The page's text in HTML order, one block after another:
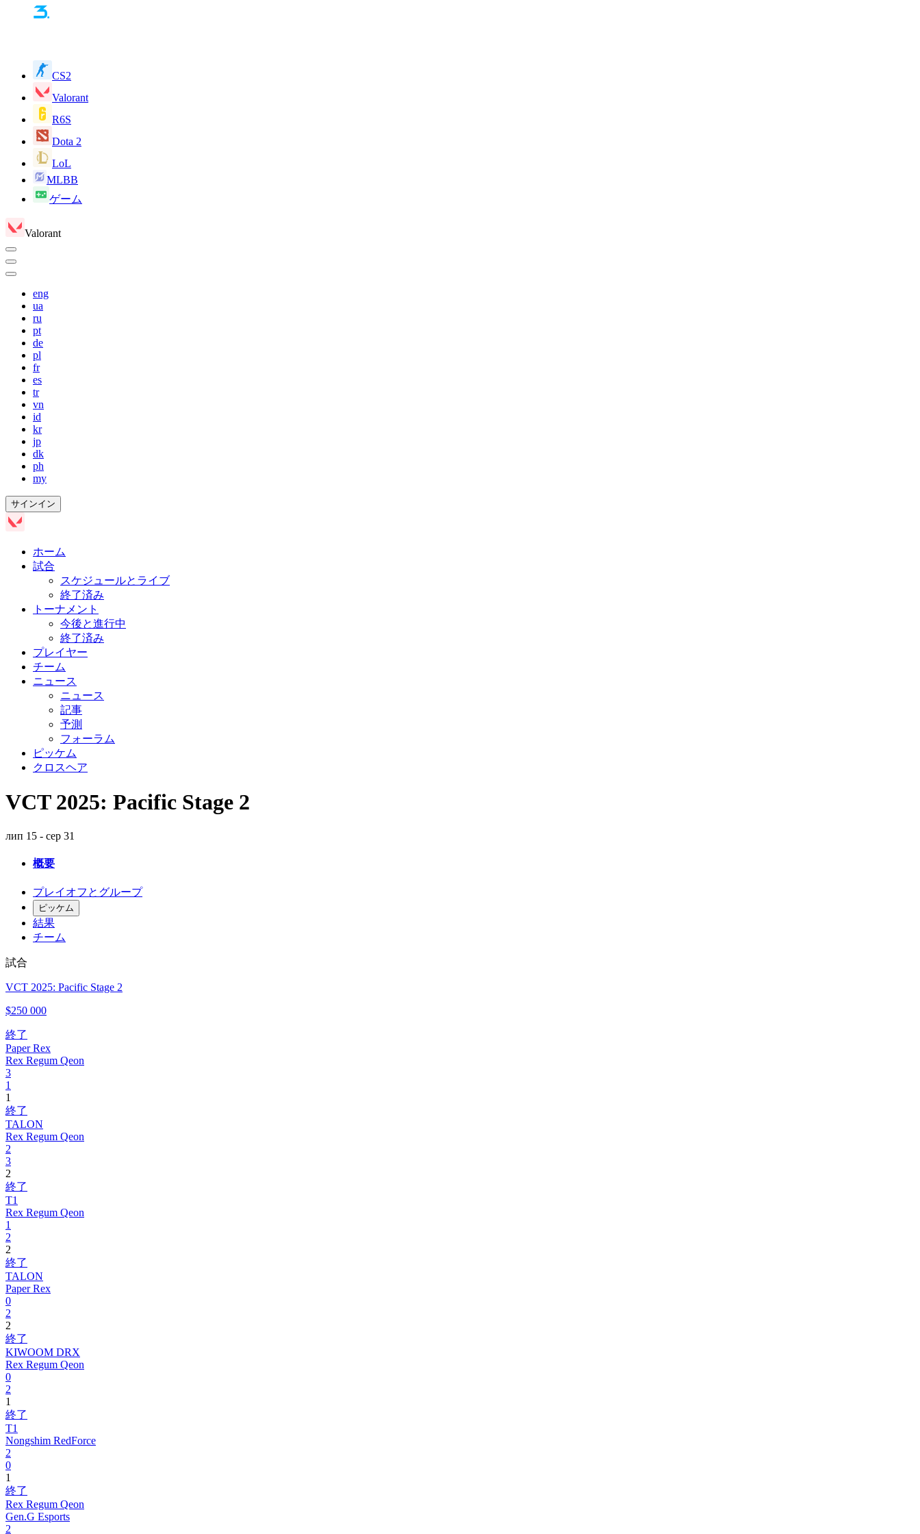
CS2
Valorant
R6S
Dota 2
LoL
MLBB
ゲーム
Valorant
eng
ua
ru
pt
de
pl
fr
es
tr
vn
id
kr
jp
dk
ph
my
サインイン
ホーム
試合
スケジュールとライブ
終了済み
トーナメント
今後と進行中
終了済み
プレイヤー
チーム
ニュース
ニュース
記事
予測
フォーラム
ピッケム
クロスヘア
VCT 2025: Pacific Stage 2
лип 15 - сер 31
概要
プレイオフとグループ
ピッケム
結果
チーム
試合
VCT 2025: Pacific Stage 2
$250 000
終了
Paper Rex
Rex Regum Qeon
3
1
1
終了
TALON
Rex Regum Qeon
2
3
2
終了
T1
Rex Regum Qeon
1
2
2
終了
TALON
Paper Rex
0
2
2
終了
KIWOOM DRX
Rex Regum Qeon
0
2
1
終了
T1
Nongshim RedForce
2
0
1
終了
Rex Regum Qeon
Gen.G Esports
2